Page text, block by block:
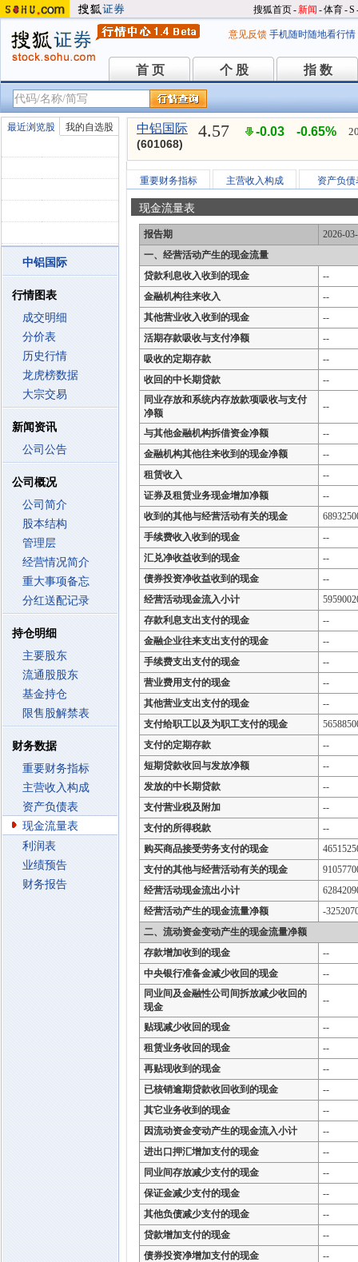
搜狐首页-新闻 -体育-S
意见反馈 手机随时随地看行情
首 页
首 页 个 股
个 股 指 数
指 数
最近浏览股 我的自选股
中铝国际
行情图表
成交明细
分价表
历史行情
龙虎榜数据
大宗交易
新闻资讯
公司公告
公司概况
公司简介
股本结构
管理层
经营情况简介
重大事项备忘
分红送配记录
持仓明细
主要股东
流通股股东
基金持仓
限售股解禁表
财务数据
重要财务指标
主营收入构成
资产负债表
现金流量表
利润表
业绩预告
财务报告
中铝国际
(601068)
4.57 -0.03 -0.65%
重要财务指标 主营收入构成 资产负债
现金流量表
报告期
2026-
一、经营活动产生的现金流量
贷款利息收入收到的现金
--
金融机构往来收入
--
其他营业收入收到的现金
--
活期存款吸收与支付净额
--
吸收的定期存款
--
收回的中长期贷款
--
同业存放和系统内存放款项吸收与支付
净额
--
与其他金融机构拆借资金净额
--
金融机构其他往来收到的现金净额
--
租赁收入
--
证券及租赁业务现金增加净额
--
收到的其他与经营活动有关的现金
手续费收入收到的现金
--
汇兑净收益收到的现金
--
债券投资净收益收到的现金
--
经营活动现金流入小计
存款利息支出支付的现金
--
金融企业往来支出支付的现金
--
手续费支出支付的现金
--
营业费用支付的现金
--
其他营业支出支付的现金
--
支付给职工以及为职工支付的现金
支付的定期存款
--
短期贷款收回与发放净额
--
发放的中长期贷款
--
支付营业税及附加
--
支付的所得税款
--
购买商品接受劳务支付的现金
支付的其他与经营活动有关的现金
经营活动现金流出小计
经营活动产生的现金流量净额
-
二、流动资金变动产生的现金流量净额
存款增加收到的现金
--
中央银行准备金减少收回的现金
--
同业间及金融性公司间拆放减少收回的
现金
--
贴现减少收回的现金
--
租赁业务收回的现金
--
再贴现收到的现金
--
已核销逾期贷款收回收到的现金
--
其它业务收到的现金
--
因流动资金变动产生的现金流入小计
--
进出口押汇增加支付的现金
--
同业间存放减少支付的现金
--
保证金减少支付的现金
--
其他负债减少支付的现金
--
贷款增加支付的现金
--
债券投资净增加支付的现金
--